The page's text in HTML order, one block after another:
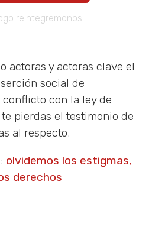
actoras y actoras clave el
social de
con la ley de
pierdas el testimonio de
al respecto.
olvidemos los estigmas,
derechos